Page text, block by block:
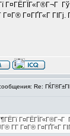
Г¤ГҐГ«Г
Re:
Г¶ГЁГї
Г­Г Г¤Г® Г¤ГҐГ«Г